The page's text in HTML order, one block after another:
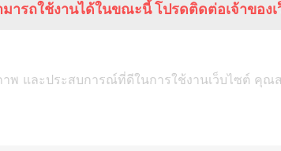
ารถใช้งานได้ในขณะนี้ โปรดติดต่อเจ้าของเ
าพ และประสบการณ์ที่ดีในการใช้งานเว็บไซต์ คุ